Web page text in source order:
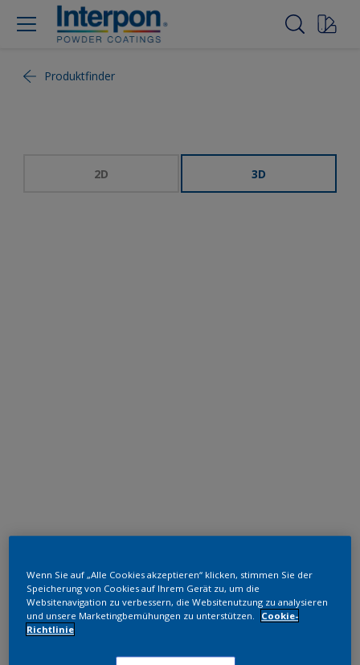
Produktfinder
2D 3D
RAL 7022
SL722JR
Wenn Sie auf „Alle Cookies akzeptieren“ klicken, stimmen Sie der
Speicherung von Cookies auf Ihrem Gerät zu, um die
Websitenavigation zu verbessern, die Websitenutzung zu analysieren
und unsere Marketingbemühungen zu unterstützen.
Cookie-
Richtlinie